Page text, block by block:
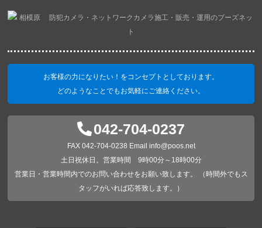
お客様の力になりたい！をコンセプトとしております。
どのようなことでもお気軽にご連絡ください。
042-704-0237
FAX 042-704-0238 Email info@poos.net
土日祝休日。営業時間 9時00分～18時00分
営業日・営業時間内でのお問い合わせをお願い致します。 （時間外でもス
タッフがいれば応答致します。）